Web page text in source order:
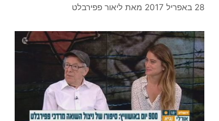
28 באפריל 2017 מאת ליאור פפירבלט